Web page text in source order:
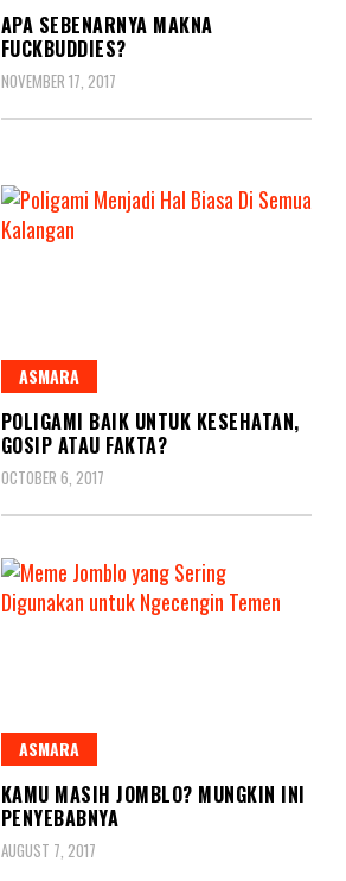
APA SEBENARNYA MAKNA
FUCKBUDDIES?
NOVEMBER 17, 2017
ASMARA
POLIGAMI BAIK UNTUK KESEHATAN,
GOSIP ATAU FAKTA?
OCTOBER 6, 2017
ASMARA
KAMU MASIH JOMBLO? MUNGKIN INI
PENYEBABNYA
AUGUST 7, 2017